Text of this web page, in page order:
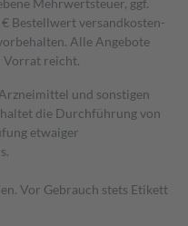
Mehrwertsteuer, ggf.
€ Bestell­wert versand­kosten­
Alle Angebote
Vorrat reicht.
und sonstigen
die Durchführung von
etwaiger
Vor Gebrauch stets Etikett